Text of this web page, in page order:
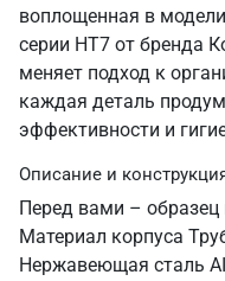
воплощенная в
серии HT7 от бренда
меняет подход к
каждая деталь
эффективности и
Описание и
Перед вами –
Материал корпуса
Нержавеющая сталь